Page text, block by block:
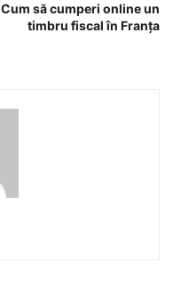
Cum să cumperi online un
timbru fiscal în Franța